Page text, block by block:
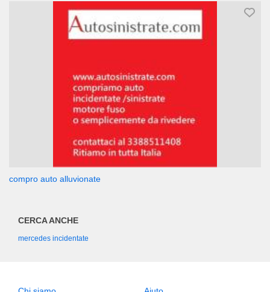
compro auto alluvionate
CERCA ANCHE
mercedes incidentate